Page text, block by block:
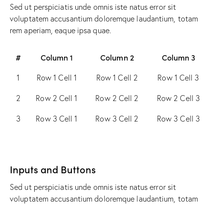
Sed ut perspiciatis unde omnis iste natus error sit
voluptatem accusantium doloremque laudantium, totam
rem aperiam, eaque ipsa quae.
# Column 1 Column 2 Column 3
1 Row 1 Cell 1 Row 1 Cell 2 Row 1 Cell 3
2 Row 2 Cell 1 Row 2 Cell 2 Row 2 Cell 3
3 Row 3 Cell 1 Row 3 Cell 2 Row 3 Cell 3
Inputs and Buttons
Sed ut perspiciatis unde omnis iste natus error sit
voluptatem accusantium doloremque laudantium, totam